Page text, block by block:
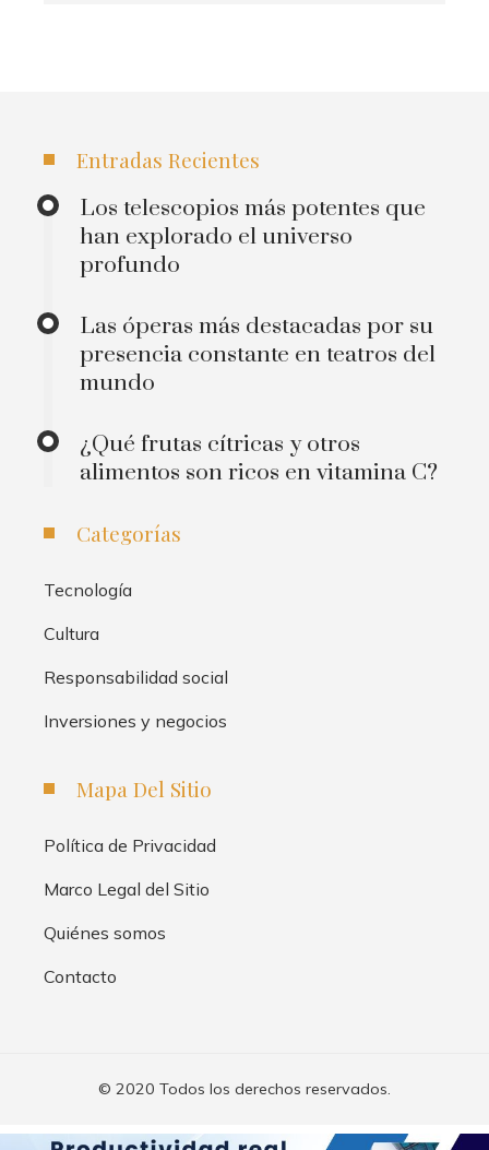
Entradas Recientes
Los telescopios más potentes que
han explorado el universo
profundo
Las óperas más destacadas por su
presencia constante en teatros del
mundo
¿Qué frutas cítricas y otros
alimentos son ricos en vitamina C?
Categorías
Tecnología
Cultura
Responsabilidad social
Inversiones y negocios
Mapa Del Sitio
Política de Privacidad
Marco Legal del Sitio
Quiénes somos
Contacto
© 2020 Todos los derechos reservados.